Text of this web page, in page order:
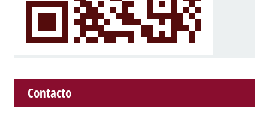
Contacto